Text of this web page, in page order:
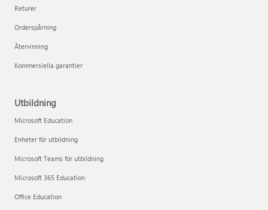
Returer
Orderspårning
Återvinning
Kommersiella garantier
Utbildning
Microsoft Education
Enheter för utbildning
Microsoft Teams för utbildning
Microsoft 365 Education
Office Education